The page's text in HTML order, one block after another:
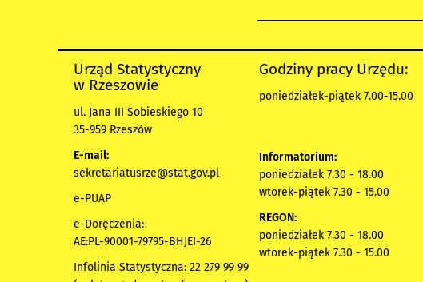
Urząd Statystyczny
w Rzeszowie
ul. Jana III Sobieskiego 10
35-959 Rzeszów
E-mail:
sekretariatusrze@stat.gov.pl
e-PUAP
e-Doręczenia:
AE:PL-90001-79795-BHJEI-26
Infolinia Statystyczna: 22 279 99 99
Godziny pracy Urzędu:
poniedziałek-piątek 7.00-15.00
Informatorium:
poniedziałek 7.30 - 18.00
wtorek-piątek 7.30 - 15.00
REGON:
poniedziałek 7.30 - 18.00
wtorek-piątek 7.30 - 15.00